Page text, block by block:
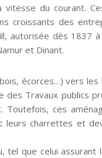
du courant.
croissants des
autorisée dès 1837
et Dinant.
écorces…) vers les
des Travaux publics
Toutefois, ces
leurs charrettes et
tel que celui assurant